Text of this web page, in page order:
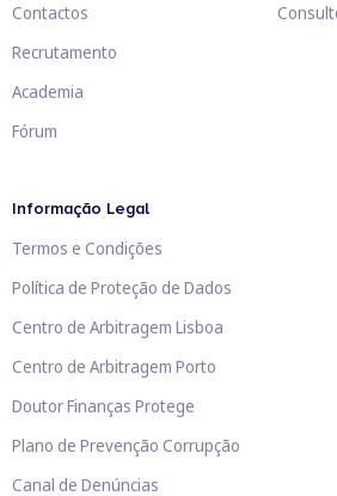
Contactos
Recrutamento
Academia
Fórum
Informação Legal
Termos e Condições
Política de Proteção de Dados
Centro de Arbitragem Lisboa
Centro de Arbitragem Porto
Doutor Finanças Protege
Plano de Prevenção Corrupção
Canal de Denúncias